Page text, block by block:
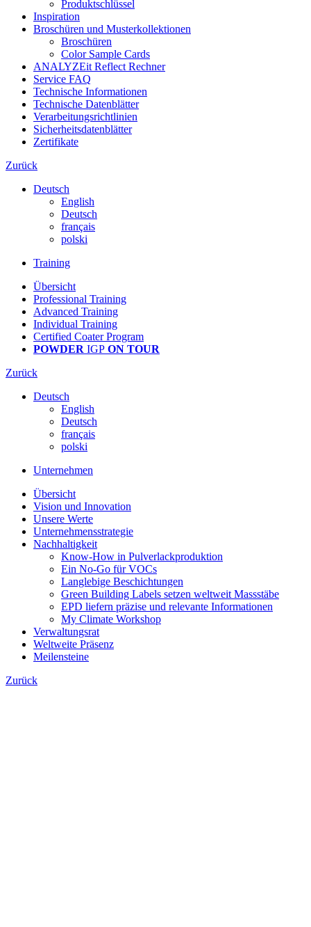
Produktschlüssel
Inspiration
Broschüren und Musterkollektionen
Broschüren
Color Sample Cards
ANALYZEit Reflect Rechner
Service FAQ
Technische Informationen
Technische Datenblätter
Verarbeitungsrichtlinien
Sicherheitsdatenblätter
Zertifikate
Zurück
Deutsch
English
Deutsch
français
polski
Training
Übersicht
Professional Training
Advanced Training
Individual Training
Certified Coater Program
POWDER IGP ON TOUR
Zurück
Deutsch
English
Deutsch
français
polski
Unternehmen
Übersicht
Vision und Innovation
Unsere Werte
Unternehmensstrategie
Nachhaltigkeit
Know-How in Pulverlackproduktion
Ein No-Go für VOCs
Langlebige Beschichtungen
Green Building Labels setzen weltweit Massstäbe
EPD liefern präzise und relevante Informationen
My Climate Workshop
Verwaltungsrat
Weltweite Präsenz
Meilensteine
Zurück